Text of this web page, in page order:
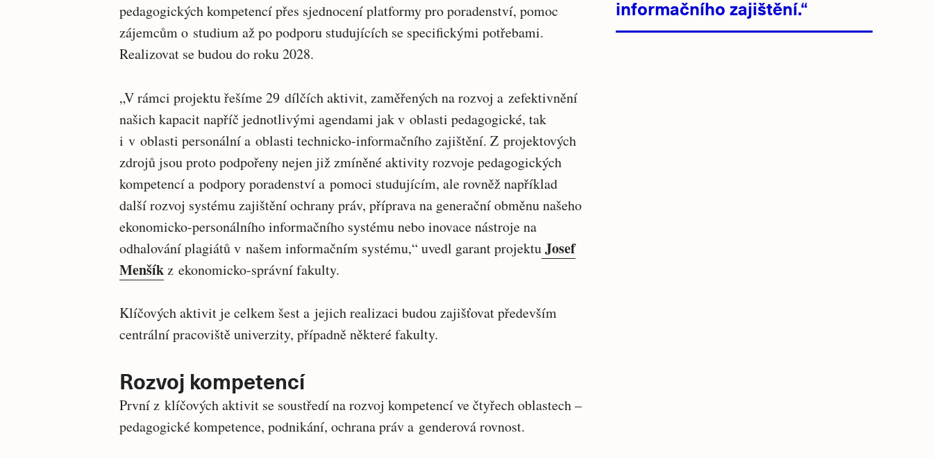
informačního zajištění.“
pedagogických kompetencí přes sjednocení platformy pro poradenství, pomoc
zájemcům o studium až po podporu studujících se specifickými potřebami.
Realizovat se budou do roku 2028.
„V rámci projektu řešíme 29 dílčích aktivit, zaměřených na rozvoj a zefektivnění
našich kapacit napříč jednotlivými agendami jak v oblasti pedagogické, tak
i v oblasti personální a oblasti technicko-informačního zajištění. Z projektových
zdrojů jsou proto podpořeny nejen již zmíněné aktivity rozvoje pedagogických
kompetencí a podpory poradenství a pomoci studujícím, ale rovněž například
další rozvoj systému zajištění ochrany práv, příprava na generační obměnu našeho
ekonomicko-personálního informačního systému nebo inovace nástroje na
odhalování plagiátů v našem informačním systému,“ uvedl garant projektuJosef
Menšíkz ekonomicko-správní fakulty.
Klíčových aktivit je celkem šest a jejich realizaci budou zajišťovat především
centrální pracoviště univerzity, případně některé fakulty.
Rozvoj kompetencí
První z klíčových aktivit se soustředí na rozvoj kompetencí ve čtyřech oblastech –
pedagogické kompetence, podnikání, ochrana práv a genderová rovnost.